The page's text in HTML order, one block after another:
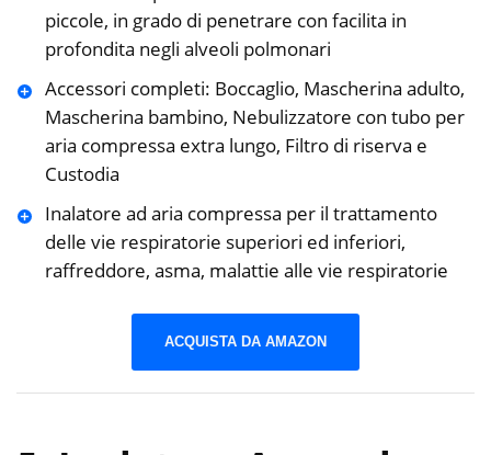
piccole, in grado di penetrare con facilita in
profondita negli alveoli polmonari
Accessori completi: Boccaglio, Mascherina adulto,
Mascherina bambino, Nebulizzatore con tubo per
aria compressa extra lungo, Filtro di riserva e
Custodia
Inalatore ad aria compressa per il trattamento
delle vie respiratorie superiori ed inferiori,
raffreddore, asma, malattie alle vie respiratorie
ACQUISTA DA AMAZON